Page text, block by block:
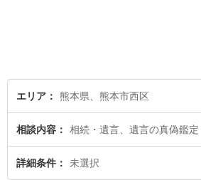
エリア 熊本県、熊本市西区
相談内容 相続・遺言、遺言の真偽鑑
詳細条件 未選択